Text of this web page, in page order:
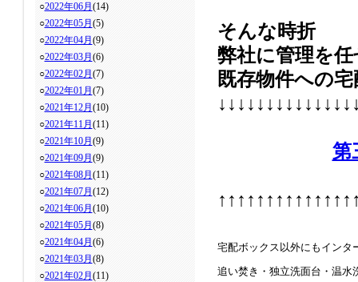
○2022年06月 (14)
○2022年05月 (5)
○2022年04月 (9)
○2022年03月 (6)
○2022年02月 (7)
○2022年01月 (7)
○2021年12月 (10)
○2021年11月 (11)
○2021年10月 (9)
○2021年09月 (9)
○2021年08月 (11)
○2021年07月 (12)
○2021年06月 (10)
○2021年05月 (8)
○2021年04月 (6)
○2021年03月 (8)
○2021年02月 (11)
そんな時折
弊社に管理を
既存物件への宅
↓ ↓ ↓ ↓ ↓ ↓ ↓ ↓ ↓ ↓ ↓ ↓ ↓ ↓
第
↑ ↑ ↑ ↑ ↑ ↑ ↑ ↑ ↑ ↑ ↑ ↑ ↑ ↑
宅配ボックス以外にもインタ
追い焚き・独立洗面台・温水